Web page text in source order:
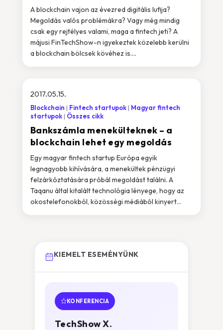
A blockchain vajon az évezred digitális lufija?
Megoldás valós problémákra? Vagy még mindig
csak egy rejtélyes valami, maga a fintech jeti? A
májusi FinTechShow-n igyekeztek közelebb kerülni
a blockchain bölcsek kövéhez is....
Bankszámla menekülteknek – a
blockchain lehet egy megoldás
2017.05.15.
Blockchain Fintech startupok
Magyar fintech
startupok
Összes cikk
Egy magyar fintech startup Európa egyik
legnagyobb kihívására, a menekültek pénzügyi
felzárkóztatására próbál megoldást találni. A
Taqanu által kitalált technológia lényege, hogy az
okostelefonokból, közösségi médiából kinyert...
KIEMELT ESEMÉNYÜNK
KONFERENCIA
TechShow X.